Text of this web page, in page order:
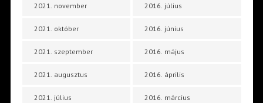
2021. november
2021. október
2021. szeptember
2021. augusztus
2021. július
2016. július
2016. június
2016. május
2016. április
2016. március